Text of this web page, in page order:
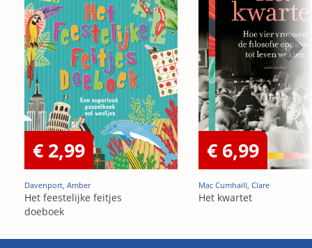
€ 2,99
Davenport, Amber
Het feestelijke feitjes
doeboek
€ 6,99
Mac Cumhaill, Clare
Het kwartet